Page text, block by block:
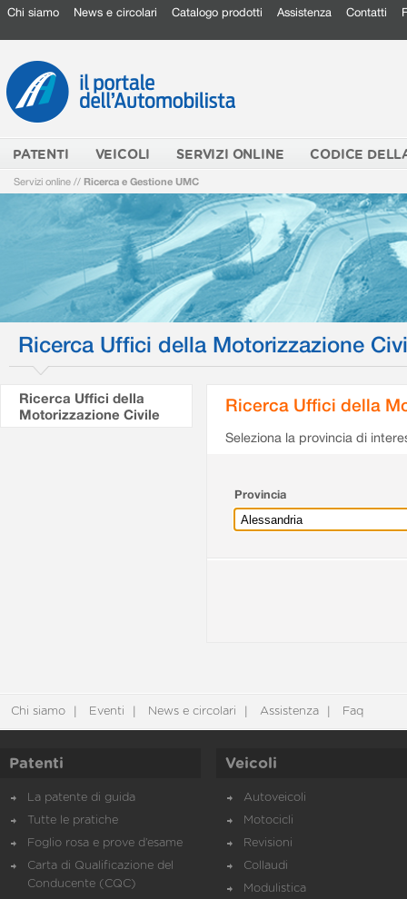
Chi siamo News e circolari Catalogo prodotti Assistenza Contatti
PATENTI VEICOLI SERVIZI ONLINE CODICE
Servizi online // Ricerca e Gestione UMC
Ricerca Uffici della Motorizzazione
Ricerca Uffici della
Motorizzazione Civile
Ricerca Uffici della
Seleziona la provincia di
Provincia
Chi siamo Eventi News e circolari Assistenza Faq
Patenti
La patente di guida
Tutte le pratiche
Foglio rosa e prove d’esame
Carta di Qualificazione del
Conducente (CQC)
Veicoli
Autoveicoli
Motocicli
Revisioni
Collaudi
Modulistica